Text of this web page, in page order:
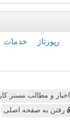
رپورتاژ خدمات
اخبار و مطالب مستر کار
رفتن به صفحه اصلی